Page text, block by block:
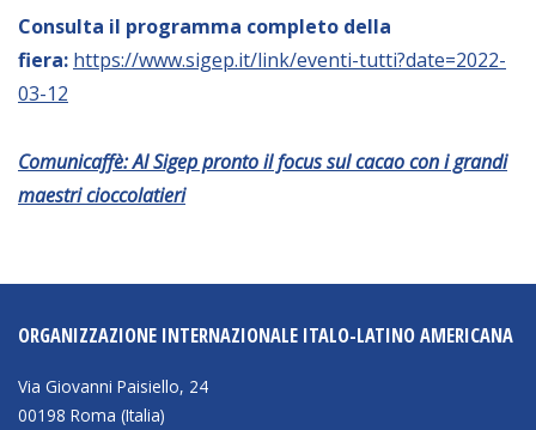
Consulta il programma completo della
fiera: https://www.sigep.it/link/eventi-tutti?date=2022-
03-12
Comunicaffè: Al Sigep pronto il focus sul cacao con i grandi
maestri cioccolatieri
ORGANIZZAZIONE INTERNAZIONALE ITALO-LATINO AMERICANA
Via Giovanni Paisiello, 24
00198 Roma (Italia)